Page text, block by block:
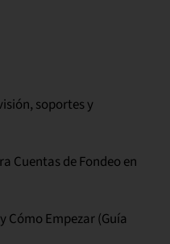
soportes y
Cuentas de Fondeo en
Cómo Empezar (Guía